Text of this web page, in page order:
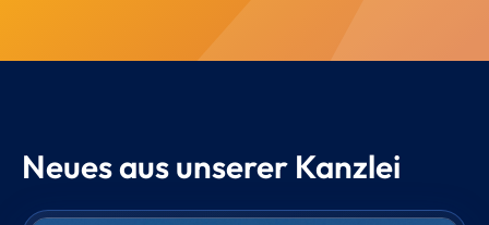
Neues aus unserer Kanzlei